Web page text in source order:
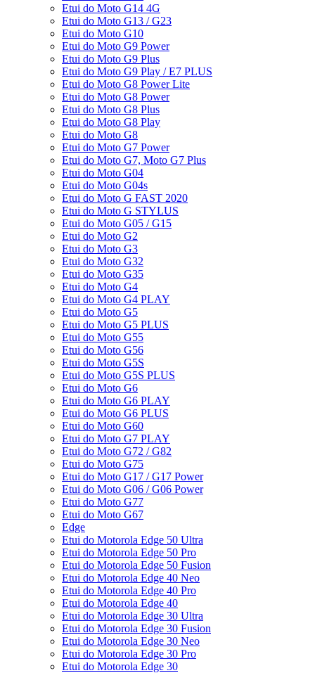
Etui do Moto G14 4G
Etui do Moto G13 / G23
Etui do Moto G10
Etui do Moto G9 Power
Etui do Moto G9 Plus
Etui do Moto G9 Play / E7 PLUS
Etui do Moto G8 Power Lite
Etui do Moto G8 Power
Etui do Moto G8 Plus
Etui do Moto G8 Play
Etui do Moto G8
Etui do Moto G7 Power
Etui do Moto G7, Moto G7 Plus
Etui do Moto G04
Etui do Moto G04s
Etui do Moto G FAST 2020
Etui do Moto G STYLUS
Etui do Moto G05 / G15
Etui do Moto G2
Etui do Moto G3
Etui do Moto G32
Etui do Moto G35
Etui do Moto G4
Etui do Moto G4 PLAY
Etui do Moto G5
Etui do Moto G5 PLUS
Etui do Moto G55
Etui do Moto G56
Etui do Moto G5S
Etui do Moto G5S PLUS
Etui do Moto G6
Etui do Moto G6 PLAY
Etui do Moto G6 PLUS
Etui do Moto G60
Etui do Moto G7 PLAY
Etui do Moto G72 / G82
Etui do Moto G75
Etui do Moto G17 / G17 Power
Etui do Moto G06 / G06 Power
Etui do Moto G77
Etui do Moto G67
Edge
Etui do Motorola Edge 50 Ultra
Etui do Motorola Edge 50 Pro
Etui do Motorola Edge 50 Fusion
Etui do Motorola Edge 40 Neo
Etui do Motorola Edge 40 Pro
Etui do Motorola Edge 40
Etui do Motorola Edge 30 Ultra
Etui do Motorola Edge 30 Fusion
Etui do Motorola Edge 30 Neo
Etui do Motorola Edge 30 Pro
Etui do Motorola Edge 30